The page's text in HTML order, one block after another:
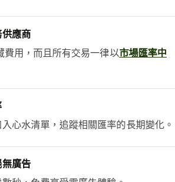
供應商
費用，而且所有交易一律以市場匯率中
心水清單，追蹤相關匯率的長期變化。
廣告